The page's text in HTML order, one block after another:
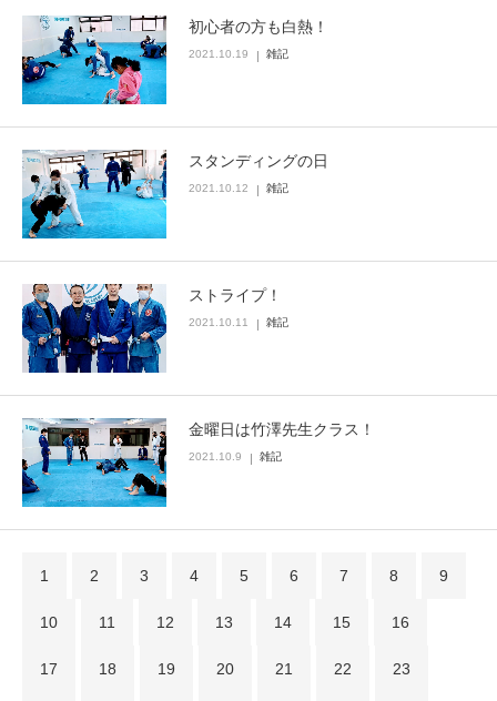
初心者の方も白熱！
2021.10.19 雑記
スタンディングの日
2021.10.12 雑記
ストライプ！
2021.10.11 雑記
金曜日は竹澤先生クラス！
2021.10.9 雑記
1 2 3 4 5 6 7 8 9
10 11 12 13 14 15 16
17 18 19 20 21 22 23